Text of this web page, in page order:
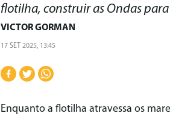
flotilha, construir as Ondas
VICTOR GORMAN
17 SET 2025, 13:45
Enquanto a flotilha atravessa os